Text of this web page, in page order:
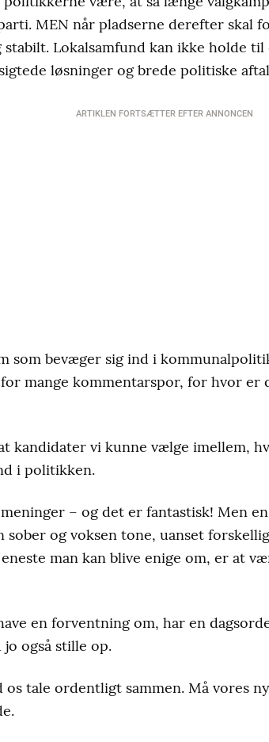
MEN når pladserne derefter skal
Lokalsamfund kan ikke holde
løsninger og brede politiske
ARTIKLEN FORTSÆTTER EFTER ANNONCEN
som bevæger sig ind i
mange kommentarspor, for hvor
kandidater vi kunne vælge imellem,
i politikken.
– og det er fantastisk! Men
og voksen tone, uanset
man kan blive enige om, er at
en forventning om, har en
også stille op.
tale ordentligt sammen. Må vores